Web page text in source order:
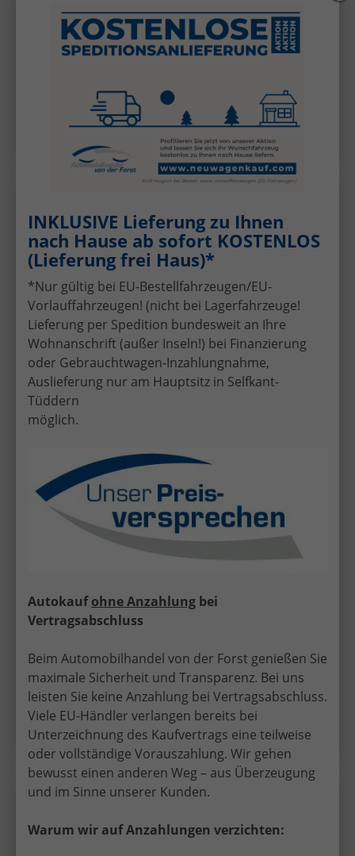
5-türig, 1.0 MPI 59kW/80PS, 59 kW (80 PS), 999 cm³,
3 Zylinder, Schalt. 5-Gang, Frontantrieb,
Verbrennungsmotor (ICE), Benzin, Kraftstoffverbrauch
kombiniert 5,1 l/100km (WLTP), CO₂-Emission
Nichtraucher-Fahrzeug, Fahrzeugnr.: 41085
Details
"Essential" PREISGARANTIE & LIEFERUNG KOSTENLOS!
1.0 TCe 110, NEUES MODELL, 3 Jahre Garantie,
KLIMAANLAGE, Dachreling, Parksensoren hinten,
Tempomat, Multimedia-System Media Control,
Regen-/Licht-Sensor, Zentralverriegelung mit
Fernbedienung, Elektr. Fensterheber vorne, Fahrersitz
höhenverstellbar
: 3 - 5 Monate 15.920,– €
ab 124,– € mtl.
Schaltgetriebe, 81 kW (110 PS), 999 cm³, 3 Zylinder,
Schalt. 6-Gang, Frontantrieb, Verbrennungsmotor (ICE),
Benzin, Kraftstoffverbrauch kombiniert 5,6 (WLTP),
Klasse D, Qualitätssiegel: BVFK-Siegel,
Garantieleistung: Fahrzeuggarantie vom Hersteller,
Fahrzeugnr.: 52359
Details
Dacia Sandero Stepway
INKLUSIVE Lieferung zu Ihnen
nach Hause ab sofort KOSTENLOS
(Lieferung frei Haus)*
*Nur gültig bei EU-Bestellfahrzeugen/EU-
Vorlauffahrzeugen! (nicht bei Lagerfahrzeuge!
Lieferung per Spedition bundesweit an Ihre
Wohnanschrift (außer Inseln!) bei Finanzierung
oder Gebrauchtwagen-Inzahlungnahme,
Auslieferung nur am Hauptsitz in Selfkant-
Tüddern
möglich.
Autokaufohne Anzahlung bei
Vertragsabschluss
Beim Automobilhandel von der Forst genießen Sie
maximale Sicherheit und Transparenz. Bei uns
leisten Sie keine Anzahlung bei Vertragsabschluss.
Viele EU-Händler verlangen bereits bei
Unterzeichnung des Kaufvertrags eine teilweise
oder vollständige Vorauszahlung. Wir gehen
bewusst einen anderen Weg – aus Überzeugung
und im Sinne unserer Kunden.
Warum wir auf Anzahlungen verzichten: